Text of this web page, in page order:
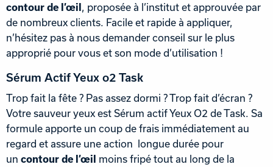
contour de l’œil , proposée à l’institut et approuvée par
de nombreux clients. Facile et rapide à appliquer,
n’hésitez pas à nous demander conseil sur le plus
approprié pour vous et son mode d’utilisation !
Sérum Actif Yeux o2 Task
Trop fait la fête ? Pas assez dormi ? Trop fait d’écran ?
Votre sauveur yeux est Sérum actif Yeux O2 de Task. Sa
formule apporte un coup de frais immédiatement au
regard et assure une action longue durée pour
un contour de l’œil moins fripé tout au long de la